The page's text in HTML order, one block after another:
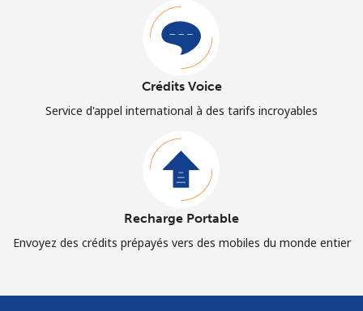
Crédits Voice
Service d'appel international à des tarifs incroyables
Recharge Portable
Envoyez des crédits prépayés vers des mobiles du monde entier